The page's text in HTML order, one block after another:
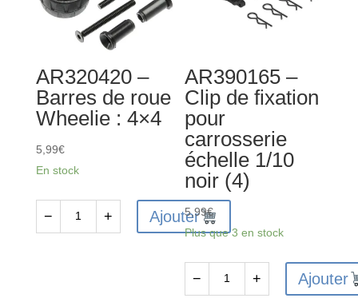
et
de
pare-
chocs
AR320420 –
Barres de roue
Wheelie : 4×4
5,99€
En stock
− + Ajouter
AR390165 –
Clip de fixation
pour
carrosserie
échelle 1/10
noir (4)
5,99€
Plus que 3 en stock
− + Ajouter